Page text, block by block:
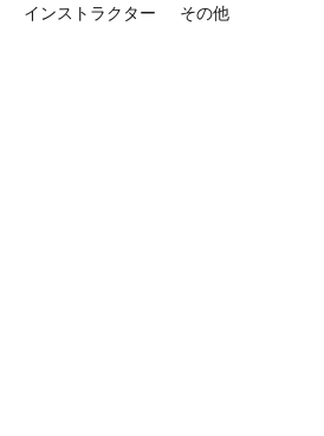
インストラクター その他